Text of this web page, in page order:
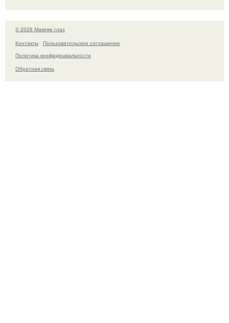
© 2026 Макияж глаз
Контакты
Пользовательское соглашение
Политика конфидециальности
Обратная связь